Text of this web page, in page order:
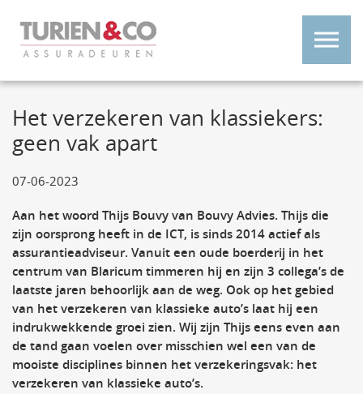
Het verzekeren van klassiekers:
geen vak apart
07-06-2023
Aan het woord Thijs Bouvy van Bouvy Advies. Thijs die
zijn oorsprong heeft in de ICT, is sinds 2014 actief als
assurantieadviseur. Vanuit een oude boerderij in het
centrum van Blaricum timmeren hij en zijn 3 collega’s de
laatste jaren behoorlijk aan de weg. Ook op het gebied
van het verzekeren van klassieke auto’s laat hij een
indrukwekkende groei zien. Wij zijn Thijs eens even aan
de tand gaan voelen over misschien wel een van de
mooiste disciplines binnen het verzekeringsvak: het
verzekeren van klassieke auto’s.